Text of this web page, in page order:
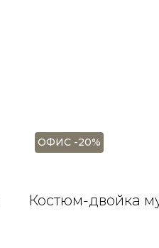
ОФИС -20%
Костюм-двойка